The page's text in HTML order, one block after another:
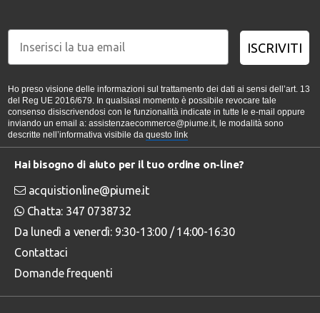
ISCRIVITI
Ho preso visione delle informazioni sul trattamento dei dati ai sensi dell’art. 13
del Reg UE 2016/679. In qualsiasi momento è possibile revocare tale
consenso disiscrivendosi con le funzionalità indicate in tutte le e-mail oppure
inviando un email a: assistenzaecommerce@piume.it, le modalità sono
descritte nell’informativa visibile da questo link
Hai bisogno di aiuto per il tuo ordine on-line?
acquistionline@piume.it
Chatta: 347 0738732
Da lunedì a venerdì: 9:30-13:00 / 14:00-16:30
Contattaci
Domande frequenti